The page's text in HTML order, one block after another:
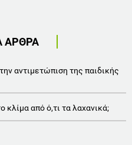
ΑΡΘΡΑ
αντιμετώπιση της παιδικής
κλίμα από ό,τι τα λαχανικά;